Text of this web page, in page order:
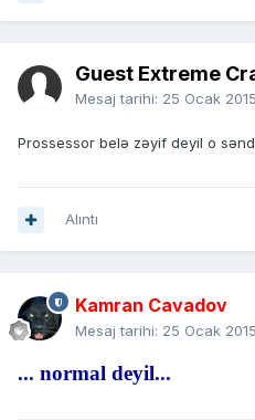
Guest Extreme
Mesaj tarihi: 25 Ocak 2015
Prossessor belə zəyif deyil o
Alıntı
Kamran Cavadov
Mesaj tarihi: 25 Ocak 2015
... normal deyil...